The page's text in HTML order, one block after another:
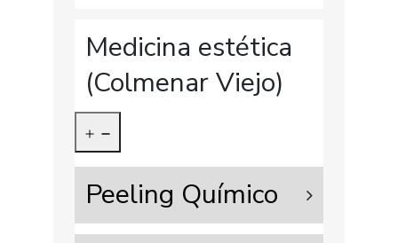
Medicina estética
(Colmenar Viejo)
Peeling Químico